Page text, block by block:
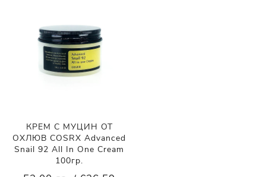
КРЕМ С МУЦИН ОТ
ОХЛЮВ COSRX Advanced
Snail 92 All In One Cream
100гр.